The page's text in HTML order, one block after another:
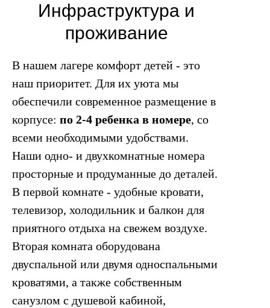
Инфраструктура и
проживание
В нашем лагере комфорт детей - это
наш приоритет. Для их уюта мы
обеспечили современное размещение в
корпусе: по 2-4 ребенка в номере, со
всеми необходимыми удобствами.
Наши одно- и двухкомнатные номера
просторные и продуманные до деталей.
В первой комнате - удобные кровати,
телевизор, холодильник и балкон для
приятного отдыха на свежем воздухе.
Вторая комната оборудована
двуспальной или двумя односпальными
кроватями, а также собственным
санузлом с душевой кабиной,